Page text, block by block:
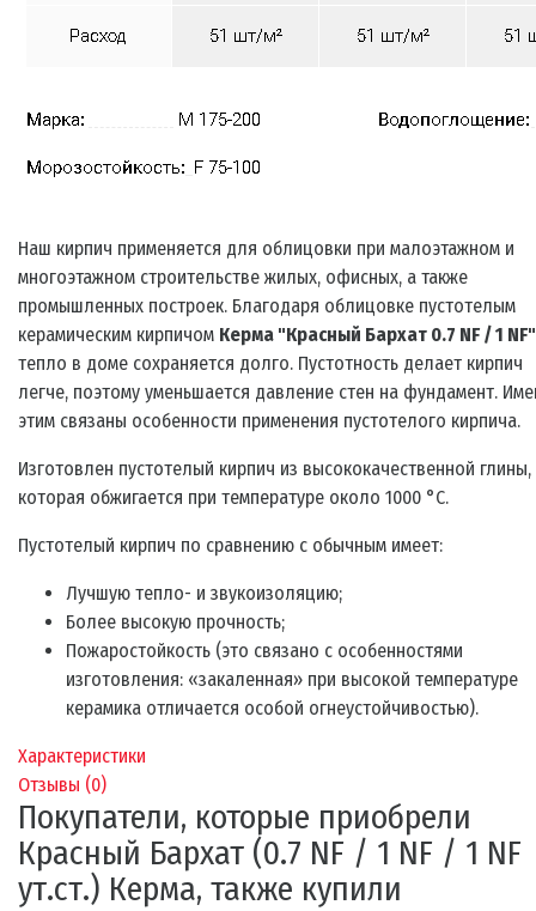
Наш кирпич применяется для облицовки при малоэтажном и
многоэтажном строительстве жилых, офисных, а также
промышленных построек. Благодаря облицовке пустотелым
керамическим кирпичом Керма "Красный Бархат 0.7 NF / 1 NF"
тепло в доме сохраняется долго. Пустотность делает кирпич
легче, поэтому уменьшается давление стен на фундамент.
этим связаны особенности применения пустотелого кирпича.
Изготовлен пустотелый кирпич из высококачественной глины,
которая обжигается при температуре около 1000 °C.
Пустотелый кирпич по сравнению с обычным имеет:
Лучшую тепло- и звукоизоляцию;
Более высокую прочность;
Пожаростойкость (это связано с особенностями
изготовления: «закаленная» при высокой температуре
керамика отличается особой огнеустойчивостью).
Характеристики
Отзывы (0)
Покупатели, которые приобрели
Красный Бархат (0.7 NF / 1 NF / 1 NF
ут.ст.) Керма, также купили